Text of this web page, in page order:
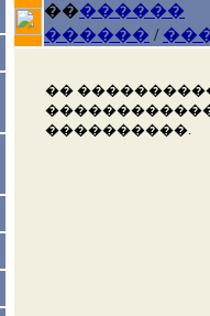
��������
������ /
��
����������.